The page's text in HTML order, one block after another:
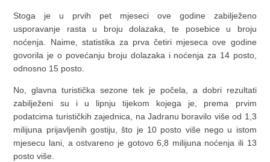
Stoga je u prvih pet mjeseci ove godine zabilježeno
usporavanje rasta u broju dolazaka, te posebice u broju
noćenja. Naime, statistika za prva četiri mjeseca ove godine
govorila je o povećanju broju dolazaka i noćenja za 14 posto,
odnosno 15 posto.
No, glavna turistička sezone tek je počela, a dobri rezultati
zabilježeni su i u lipnju tijekom kojega je, prema prvim
podatcima turističkih zajednica, na Jadranu boravilo više od 1,3
milijuna prijavljenih gostiju, što je 10 posto više nego u istom
mjesecu lani, a ostvareno je gotovo 6,8 milijuna noćenja ili 13
posto više.